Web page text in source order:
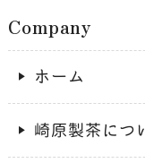
Company
ホーム
崎原製茶につ